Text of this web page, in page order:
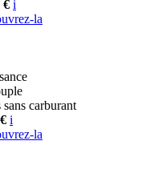
€ i
la
sans carburant
i
la